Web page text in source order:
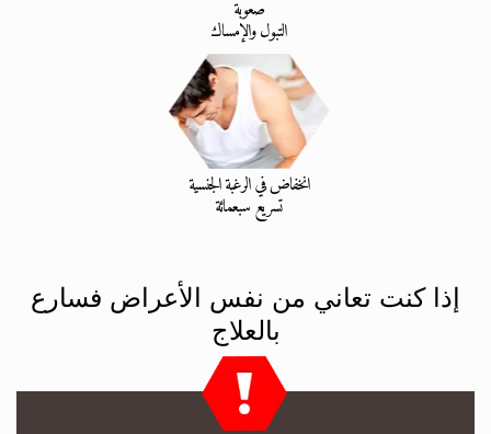
صعوبة
التبول والإمساك
انخفاض في الرغبة الجنسية
تسريع سبعمائة
إذا كنت تعاني من نفس الأعراض فسارع
بالعلاج